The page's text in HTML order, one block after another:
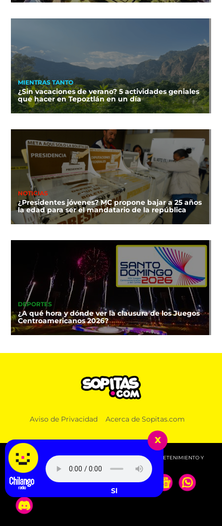
MIENTRAS TANTO
¿Sin vacaciones de verano? 5 actividades geniales
que hacer en Tepoztlán en un día
NOTICIAS
¿Presidentes jóvenes? MC propone bajar a 25 años
la edad para ser el mandatario de la república
DEPORTES
¿A qué hora y dónde ver la clausura de los Juegos
Centroamericanos 2026?
Aviso de Privacidad Acerca de Sopitas.com
© 2026 SOPITAS.COM - MÚSICA, NOTICIAS, DEPORTES, ENTRETENIMIENTO Y
MÁS!.
x
Slayyyter - CRANK